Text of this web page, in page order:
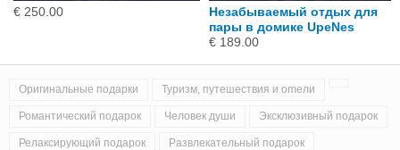
€ 250.00
Незабываемый отдых для
пары в домике UpeNes
€ 189.00
Оригинальные подарки Туризм, путешествия и оmели
Романтический подарок Человек души Эксклюзивный подарок
Релаксирующий подарок Развлекательный подарок